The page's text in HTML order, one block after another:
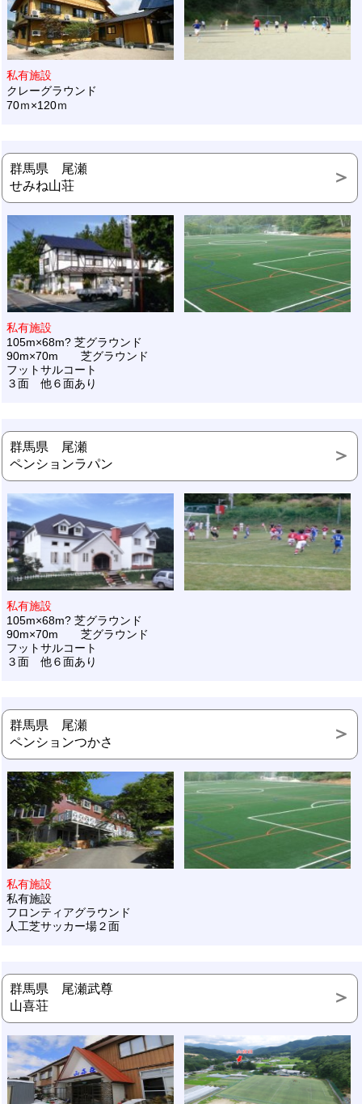
私有施設
クレーグラウンド
70ｍ×120ｍ
群馬県 尾瀬
せみね山荘
私有施設
105m×68m? 芝グラウンド
90m×70m 芝グラウンド
フットサルコート
３面 他６面あり
群馬県 尾瀬
ペンションラパン
私有施設
105m×68m? 芝グラウンド
90m×70m 芝グラウンド
フットサルコート
３面 他６面あり
群馬県 尾瀬
ペンションつかさ
私有施設
私有施設
フロンティアグラウンド
人工芝サッカー場２面
群馬県 尾瀬武尊
山喜荘